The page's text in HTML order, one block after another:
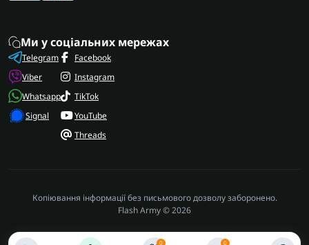
0 0
Ми у соціальних мережах
Telegram
Viber
Whatsapp
Signal
Facebook
Instagram
TikTok
YouTube
Threads
Копіювання інформації без письмового дозволу заборонено.
Flash Army © 2026